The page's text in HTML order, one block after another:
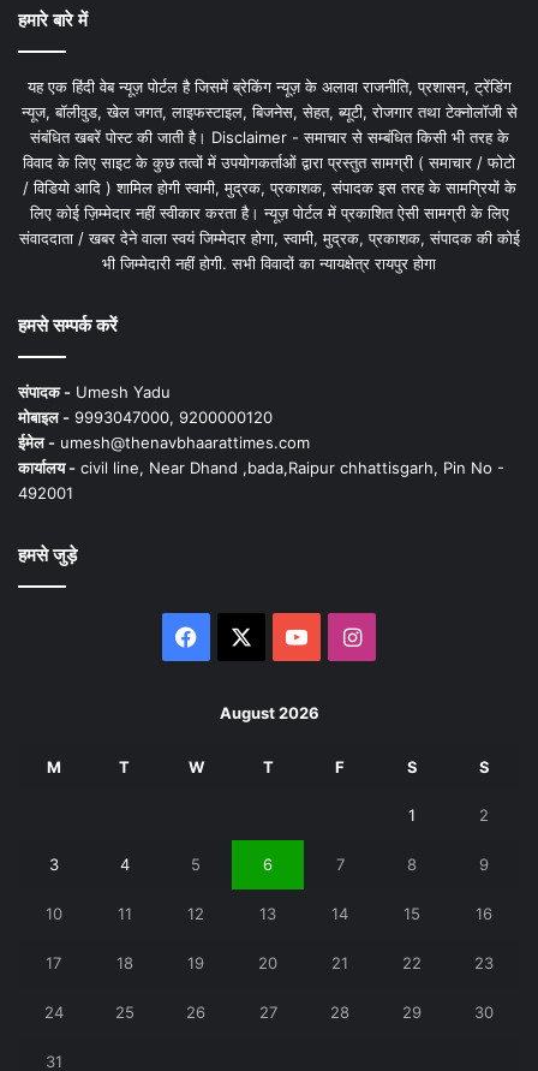
हमारे बारे में
यह एक हिंदी वेब न्यूज़ पोर्टल है जिसमें ब्रेकिंग न्यूज़ के अलावा राजनीति, प्रशासन, ट्रेंडिंग
न्यूज, बॉलीवुड, खेल जगत, लाइफस्टाइल, बिजनेस, सेहत, ब्यूटी, रोजगार तथा टेक्नोलॉजी से
संबंधित खबरें पोस्ट की जाती है। Disclaimer - समाचार से सम्बंधित किसी भी तरह के
विवाद के लिए साइट के कुछ तत्वों में उपयोगकर्ताओं द्वारा प्रस्तुत सामग्री ( समाचार / फोटो
/ विडियो आदि ) शामिल होगी स्वामी, मुद्रक, प्रकाशक, संपादक इस तरह के सामग्रियों के
लिए कोई ज़िम्मेदार नहीं स्वीकार करता है। न्यूज़ पोर्टल में प्रकाशित ऐसी सामग्री के लिए
संवाददाता / खबर देने वाला स्वयं जिम्मेदार होगा, स्वामी, मुद्रक, प्रकाशक, संपादक की कोई
भी जिम्मेदारी नहीं होगी. सभी विवादों का न्यायक्षेत्र रायपुर होगा
हमसे सम्पर्क करें
संपादक - Umesh Yadu
मोबाइल - 9993047000, 9200000120
ईमेल - umesh@thenavbhaarattimes.com
कार्यालय - civil line, Near Dhand ,bada,Raipur chhattisgarh, Pin No -
492001
हमसे जुड़े
Facebook YouTubeInstagram
August 2026
M T W T F S S
1 2
3 4 5 6 7 8 9
10 11 12 13 14 15 16
17 18 19 20 21 22 23
24 25 26 27 28 29 30
31